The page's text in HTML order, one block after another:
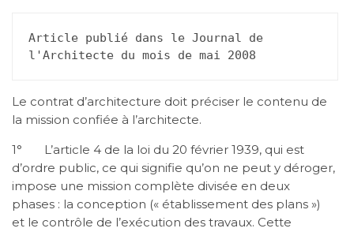
Article publié dans le Journal de
l'Architecte du mois de mai 2008
Le contrat d’architecture doit préciser le contenu de
la mission confiée à l’architecte.
1° L’article 4 de la loi du 20 février 1939, qui est
d’ordre public, ce qui signifie qu’on ne peut y déroger,
impose une mission complète divisée en deux
phases : la conception (« établissement des plans »)
et le contrôle de l’exécution des travaux. Cette